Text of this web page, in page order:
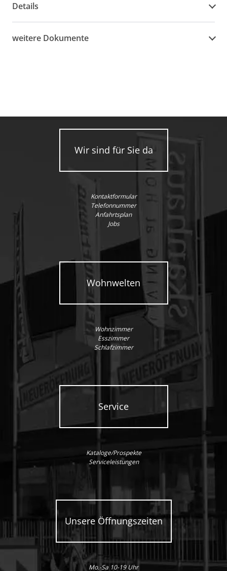
Details
weitere Dokumente
Wir sind für Sie da
Kontaktformular
Telefonnummer
Anfahrtsplan
Jobs
Wohnwelten
Wohnzimmer
Esszimmer
Schlafzimmer
Service
Kataloge/Prospekte
Serviceleistungen
Unsere Öffnungszeiten
Mo.-Sa 10-19 Uhr